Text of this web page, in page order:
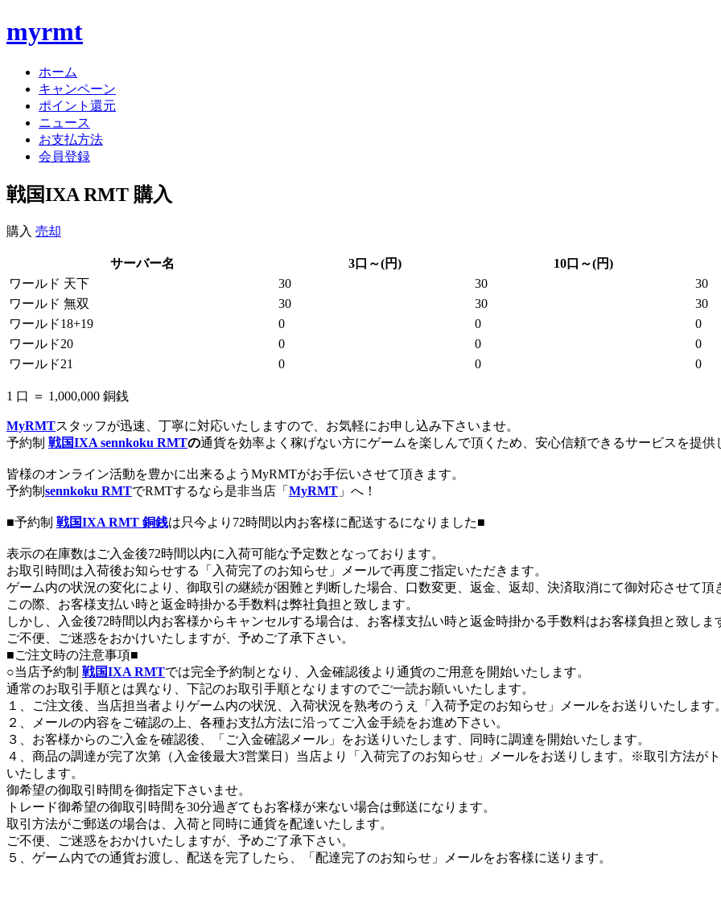
myrmt
ホーム
キャンペーン
ポイント還元
ニュース
お支払方法
会員登録
戦国IXA RMT 購入
購入 売却
サーバー名 3口～(円) 10口～(円)
ワールド 天下
30 30 30
ワールド 無双
30 30 30
ワールド18+19
0 0 0
ワールド20
0 0 0
ワールド21
0 0 0
1 口 ＝ 1,000,000 銅銭
MyRMTスタッフが迅速、丁寧に対応いたしますので、お気軽にお申し込み下さいませ。
予約制 戦国IXA sennkoku RMTの通貨を効率よく稼げない方にゲームを楽しんで頂くため、安心信頼できるサービスを提供
皆様のオンライン活動を豊かに出来るようMyRMTがお手伝いさせて頂きます。
予約制 sennkoku RMTでRMTするなら是非当店「 MyRMT 」へ！
■予約制 戦国IXA RMT 銅銭は只今より72時間以内お客様に配送するになりました■
表示の在庫数はご入金後72時間以内に入荷可能な予定数となっております。
お取引時間は入荷後お知らせする「入荷完了のお知らせ」メールで再度ご指定いただきます。
ゲーム内の状況の変化により、御取引の継続が困難と判断した場合、口数変更、返金、返却、決済取消にて御対応させて頂
この際、お客様支払い時と返金時掛かる手数料は弊社負担と致します。
しかし、入金後72時間以内お客様からキャンセルする場合は、お客様支払い時と返金時掛かる手数料はお客様負担と致しま
ご不便、ご迷惑をおかけいたしますが、予めご了承下さい。
■ご注文時の注意事項■
○当店予約制 戦国IXA RMTでは完全予約制となり、入金確認後より通貨のご用意を開始いたします。
通常のお取引手順とは異なり、下記のお取引手順となりますのでご一読お願いいたします。
１、ご注文後、当店担当者よりゲーム内の状況、入荷状況を熟考のうえ「入荷予定のお知らせ」メールをお送りいたします。
２、メールの内容をご確認の上、各種お支払方法に沿ってご入金手続をお進め下さい。
３、お客様からのご入金を確認後、「ご入金確認メール」をお送りいたします、同時に調達を開始いたします。
４、商品の調達が完了次第（入金後最大3営業日）当店より「入荷完了のお知らせ」メールをお送りします。※取引方法が
いたします。
御希望の御取引時間を御指定下さいませ。
トレード御希望の御取引時間を30分過ぎてもお客様が来ない場合は郵送になります。
取引方法がご郵送の場合は、入荷と同時に通貨を配達いたします。
ご不便、ご迷惑をおかけいたしますが、予めご了承下さい。
５、ゲーム内での通貨お渡し、配送を完了したら、「配達完了のお知らせ」メールをお客様に送ります。